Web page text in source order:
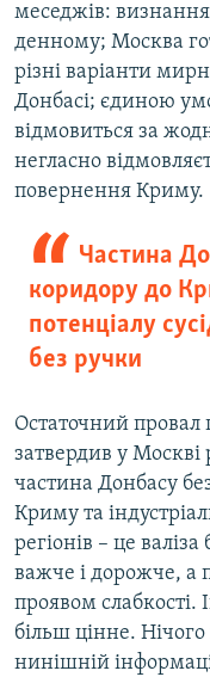
меседжів:
денному; Москва
різні варіанти
Донбасі; єдиною
відмовиться за
негласно
повернення Криму.
Частина
коридору до
потенціалу
без ручки
Остаточний провал
затвердив у
частина Донбасу
Криму та
регіонів – це
важче і дорожче, а
проявом
більш цінне.
нинішній